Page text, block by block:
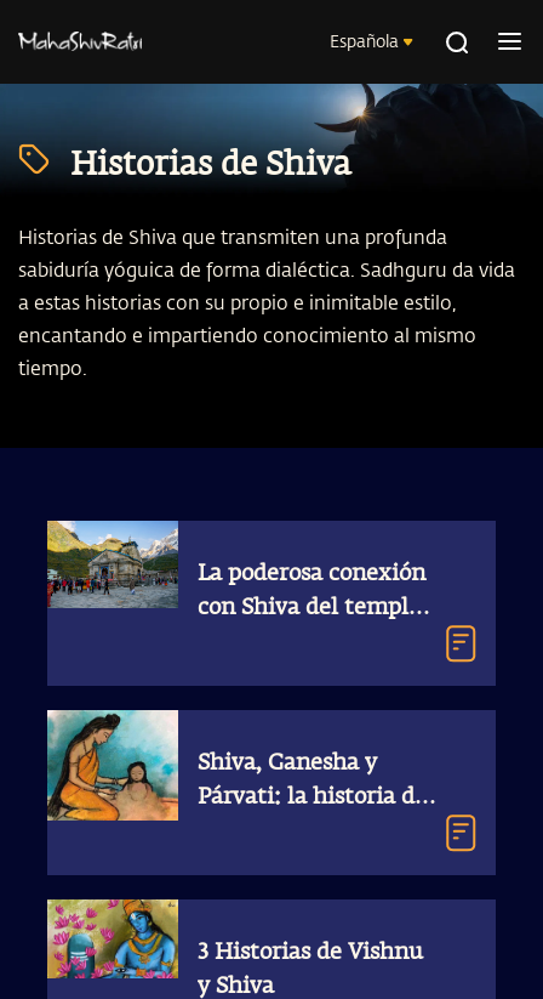
Española
Historias de Shiva
Historias de Shiva que transmiten una profunda
sabiduría yóguica de forma dialéctica. Sadhguru da vida
a estas historias con su propio e inimitable estilo,
encantando e impartiendo conocimiento al mismo
tiempo.
La poderosa conexión
con Shiva del templo
Shiva, Ganesha y
Párvati: la historia del
3 Historias de Vishnu
y Shiva